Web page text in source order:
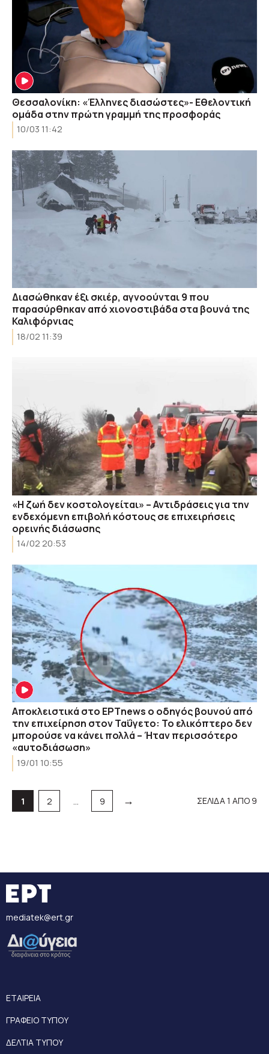
Θεσσαλονίκη: «Έλληνες διασώστες»- Εθελοντική
ομάδα στην πρώτη γραμμή της προσφοράς
10/03 11:42
Διασώθηκαν έξι σκιέρ, αγνοούνται 9 που
παρασύρθηκαν από χιονοστιβάδα στα βουνά της
Καλιφόρνιας
18/02 11:39
«Η ζωή δεν κοστολογείται» – Αντιδράσεις για την
ενδεχόμενη επιβολή κόστους σε επιχειρήσεις
ορεινής διάσωσης
14/02 20:53
Αποκλειστικά στο ΕΡΤnews ο οδηγός βουνού από
την επιχείρηση στον Ταΰγετο: Το ελικόπτερο δεν
μπορούσε να κάνει πολλά – Ήταν περισσότερο
«αυτοδιάσωση»
19/01 10:55
Σελίδα
1 Σελίδα
2 … Σελίδα
9 → ΣΕΛΙΔΑ 1 ΑΠΟ 9
mediatek@ert.gr
ΕΤΑΙΡΕΙΑ
ΓΡΑΦΕΙΟ ΤΥΠΟΥ
ΔΕΛΤΙΑ ΤΥΠΟΥ